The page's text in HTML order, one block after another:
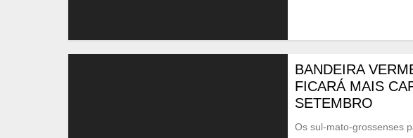
BANDEIRA
FICARÁ MAIS
SETEMBRO
Os sul-mato-grossenses